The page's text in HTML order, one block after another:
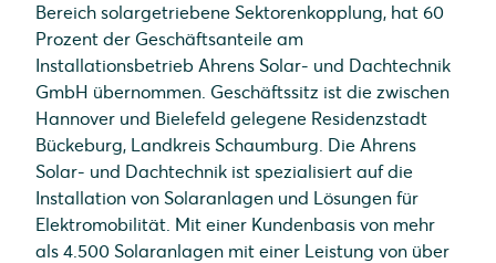
Bereich solargetriebene Sektorenkopplung, hat 60
Prozent der Geschäftsanteile am
Installationsbetrieb Ahrens Solar- und Dachtechnik
GmbH übernommen. Geschäftssitz ist die zwischen
Hannover und Bielefeld gelegene Residenzstadt
Bückeburg, Landkreis Schaumburg. Die Ahrens
Solar- und Dachtechnik ist spezialisiert auf die
Installation von Solaranlagen und Lösungen für
Elektromobilität. Mit einer Kundenbasis von mehr
als 4.500 Solaranlagen mit einer Leistung von über